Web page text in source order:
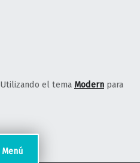
Menú
Utilizando el tema Modern para